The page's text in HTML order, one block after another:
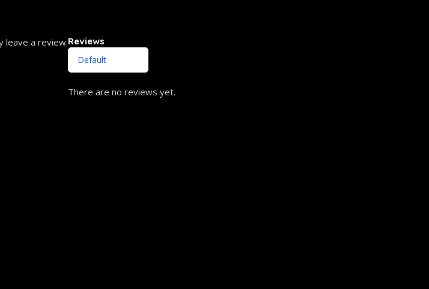
Reviews
There are no reviews yet.
leave a review.